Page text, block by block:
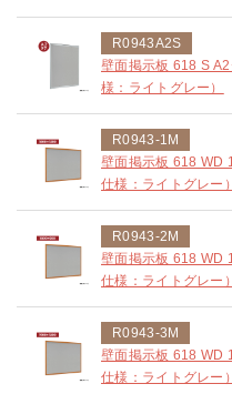
R0943A2S
壁面掲示板 618 S
様：ライトグレー）
R0943-1M
壁面掲示板 618 WD
仕様：ライトグレー）
R0943-2M
壁面掲示板 618 WD
仕様：ライトグレー）
R0943-3M
壁面掲示板 618 WD
仕様：ライトグレー）